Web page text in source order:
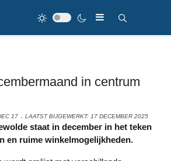
in centrum
17 LAATST BIJGEWERKT: 17 DECEMBER 2025
en ruime winkelmogelijkheden.